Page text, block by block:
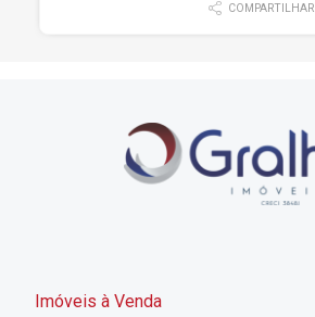
COMPARTILHAR
Imóveis à Venda